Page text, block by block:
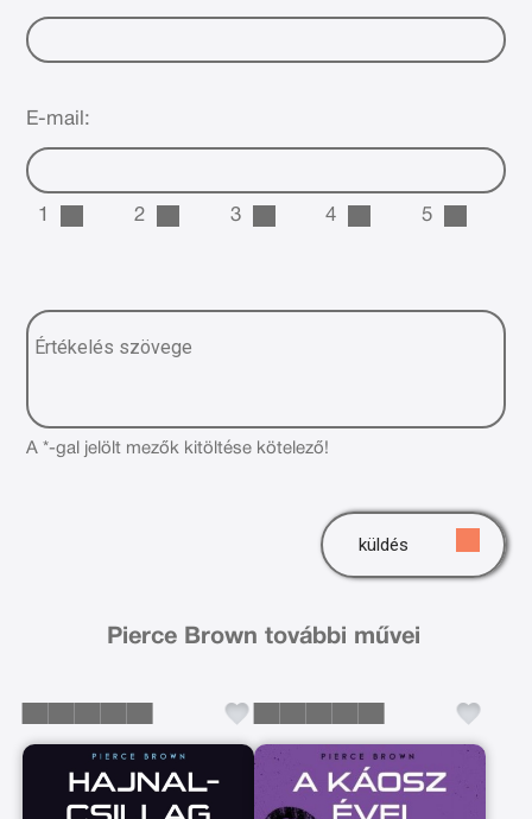
E-mail:
1 2 3 4 5
A *-gal jelölt mezők kitöltése kötelező!
küldés
Pierce Brown további művei